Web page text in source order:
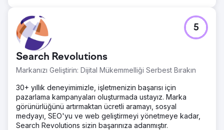
Search Revolutions
Markanızı Geliştirin: Dijital Mükemmelliği Serbest Bırakın
5
30+ yıllık deneyimimizle, işletmenizin başarısı için
pazarlama kampanyaları oluşturmada ustayız. Marka
görünürlüğünü artırmaktan ücretli aramayı, sosyal
medyayı, SEO'yu ve web geliştirmeyi yönetmeye kadar,
Search Revolutions sizin başarınıza adanmıştır.